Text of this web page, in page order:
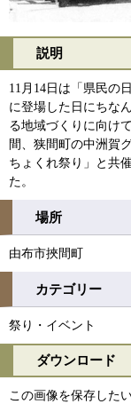
説明
11月14日は「県民の
に登場した日にちな
る地域づくりに向け
間、狭間町の中洲賀
ちょくれ祭り」と共
た。
場所
由布市挾間町
カテゴリー
祭り・イベント
ダウンロード
この画像を保存した